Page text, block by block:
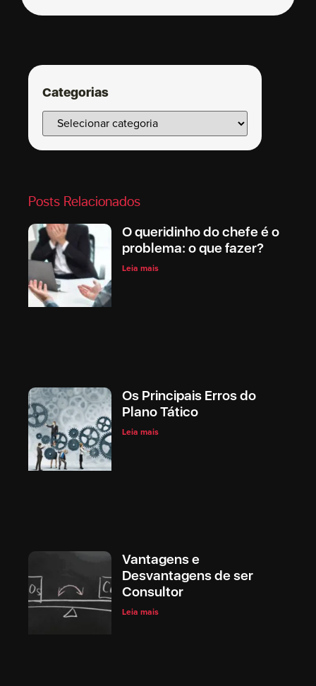
Categorias
Posts Relacionados
O queridinho do chefe é o
problema: o que fazer?
Leia mais
Os Principais Erros do
Plano Tático
Leia mais
Vantagens e
Desvantagens de ser
Consultor
Leia mais